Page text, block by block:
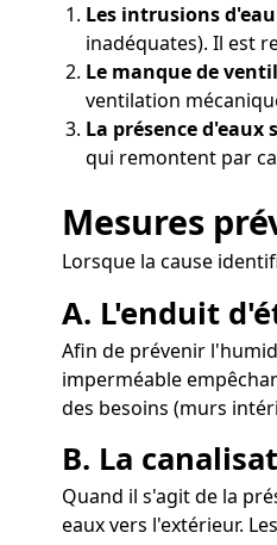
Les intrusions
inadéquates). Il est
Le manque de
ventilation
La présence d'eaux
qui remontent par
Mesures
Lorsque la cause
A. L'enduit
Afin de prévenir
imperméable
des besoins (murs
B. La
Quand il s'agit de la
eaux vers l'extérieur.